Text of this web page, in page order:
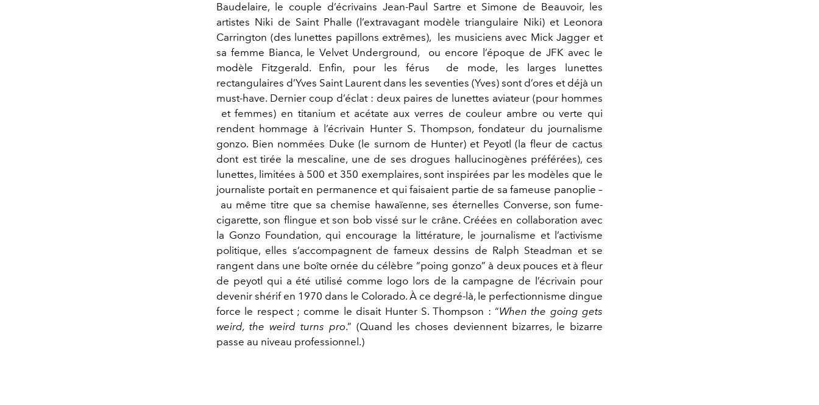
Baudelaire, le couple d’écrivains Jean-Paul Sartre et Simone de Beauvoir, les
artistes Niki de Saint Phalle (l’extravagant modèle triangulaire Niki) et Leonora
Carrington (des lunettes papillons extrêmes), les musiciens avec Mick Jagger et
sa femme Bianca, le Velvet Underground, ou encore l’époque de JFK avec le
modèle Fitzgerald. Enfin, pour les férus de mode, les larges lunettes
rectangulaires d’Yves Saint Laurent dans les seventies (Yves) sont d’ores et déjà un
must-have. Dernier coup d’éclat : deux paires de lunettes aviateur (pour hommes
et femmes) en titanium et acétate aux verres de couleur ambre ou verte qui
rendent hommage à l’écrivain Hunter S. Thompson, fondateur du journalisme
gonzo. Bien nommées Duke (le surnom de Hunter) et Peyotl (la fleur de cactus
dont est tirée la mescaline, une de ses drogues hallucinogènes préférées), ces
lunettes, limitées à 500 et 350 exemplaires, sont inspirées par les modèles que le
journaliste portait en permanence et qui faisaient partie de sa fameuse panoplie –
au même titre que sa chemise hawaïenne, ses éternelles Converse, son fume-
cigarette, son flingue et son bob vissé sur le crâne. Créées en collaboration avec
la Gonzo Foundation, qui encourage la littérature, le journalisme et l’activisme
politique, elles s’accompagnent de fameux dessins de Ralph Steadman et se
rangent dans une boîte ornée du célèbre “poing gonzo” à deux pouces et à fleur
de peyotl qui a été utilisé comme logo lors de la campagne de l’écrivain pour
devenir shérif en 1970 dans le Colorado. À ce degré-là, le perfectionnisme dingue
force le respect ; comme le disait Hunter S. Thompson : “When the going gets
weird, the weird turns pro.” (Quand les choses deviennent bizarres, le bizarre
passe au niveau professionnel.)